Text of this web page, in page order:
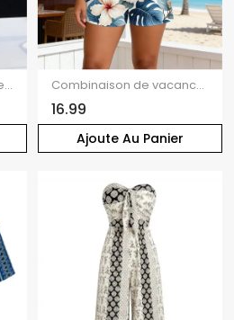
Combinaison hawaïenne à imprimé floral tribal frangipanier, poche, épaules dénudées, combinaison de vacances
Ajoute Au Panier
Combinaison de vacances à imprimé floral hibiscus aquarelle, poche et épaules dénudées
16.99